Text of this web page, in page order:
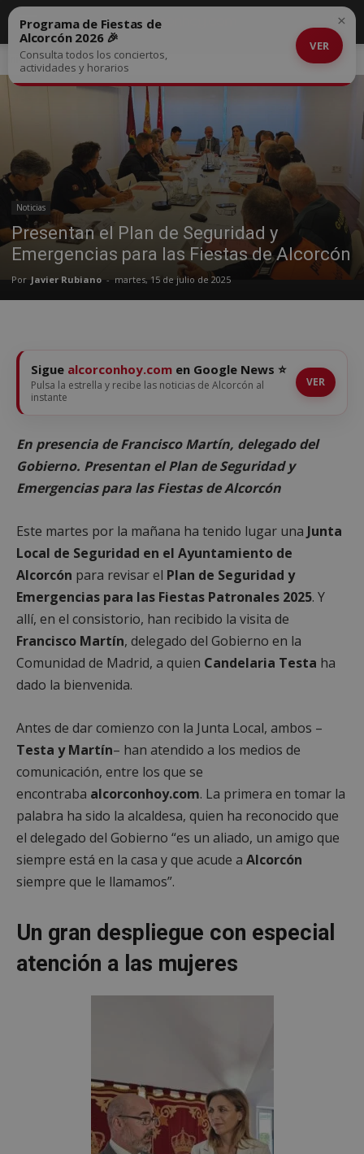
Inicio Noticias
Noticias
Presentan el Plan de Seguridad y
Emergencias para las Fiestas de Alcorcón
Por Javier Rubiano - martes, 15 de julio de 2025
Programa de Fiestas de
Alcorcón 2026 🎉
Consulta todos los conciertos,
actividades y horarios
VER
×
Sigue alcorconhoy.com en Google News ⭐
Pulsa la estrella y recibe las noticias de Alcorcón al
instante
VER
En presencia de Francisco Martín, delegado del
Gobierno. Presentan el Plan de Seguridad y
Emergencias para las Fiestas de Alcorcón
Este martes por la mañana ha tenido lugar una Junta
Local de Seguridad en el Ayuntamiento de
Alcorcón para revisar el Plan de Seguridad y
Emergencias para las Fiestas Patronales 2025. Y
allí, en el consistorio, han recibido la visita de
Francisco Martín, delegado del Gobierno en la
Comunidad de Madrid, a quien Candelaria Testa ha
dado la bienvenida.
Antes de dar comienzo con la Junta Local, ambos –
Testa y Martín– han atendido a los medios de
comunicación, entre los que se
encontraba alcorconhoy.com. La primera en tomar la
palabra ha sido la alcaldesa, quien ha reconocido que
el delegado del Gobierno “es un aliado, un amigo que
siempre está en la casa y que acude a Alcorcón
siempre que le llamamos”.
Un gran despliegue con especial
atención a las mujeres